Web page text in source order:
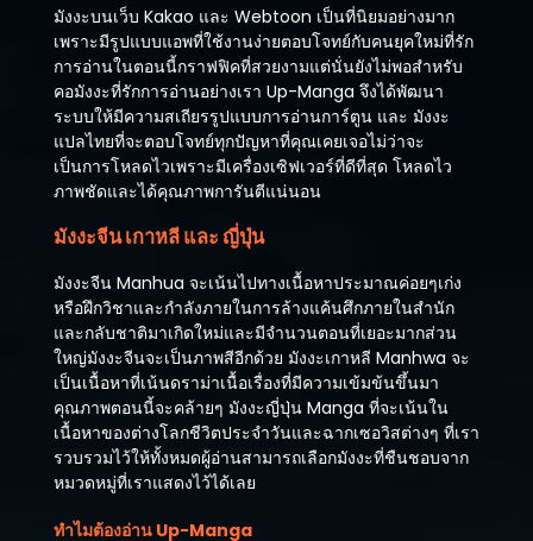
มังงะบนเว็บ Kakao และ Webtoon เป็นที่นิยมอย่างมาก
เพราะมีรูปแบบแอพที่ใช้งานง่ายตอบโจทย์กับคนยุคใหม่ที่รัก
การอ่านในตอนนี้กราฟฟิคที่สวยงามแต่นั่นยังไม่พอสำหรับ
คอมังงะที่รักการอ่านอย่างเรา Up-Manga จึงได้พัฒนา
ระบบให้มีความสเถียรรูปแบบการอ่านการ์ตูน และ มังงะ
แปลไทยที่จะตอบโจทย์ทุกปัญหาที่คุณเคยเจอไม่ว่าจะ
เป็นการโหลดไวเพราะมีเครื่องเซิฟเวอร์ที่ดีที่สุด โหลดไว
ภาพชัดและได้คุณภาพการันตีแน่นอน
มังงะจีน เกาหลี และ ญี่ปุ่น
มังงะจีน Manhua จะเน้นไปทางเนื้อหาประมาณค่อยๆเก่ง
หรือฝึกวิชาและกำลังภายในการล้างแค้นศึกภายในสำนัก
และกลับชาติมาเกิดใหม่และมีจำนวนตอนที่เยอะมากส่วน
ใหญ่มังงะจีนจะเป็นภาพสีอีกด้วย มังงะเกาหลี Manhwa จะ
เป็นเนื้อหาที่เน้นดราม่าเนื้อเรื่องที่มีความเข้มข้นขึ้นมา
คุณภาพตอนนี้จะคล้ายๆ มังงะญี่ปุ่น Manga ที่จะเน้นใน
เนื้อหาของต่างโลกชีวิตประจำวันและฉากเซอวิสต่างๆ ที่เรา
รวบรวมไว้ให้ทั้งหมดผู้อ่านสามารถเลือกมังงะที่ชืนชอบจาก
หมวดหมู่ที่เราแสดงไว้ได้เลย
ทำไมต้องอ่าน Up-Manga